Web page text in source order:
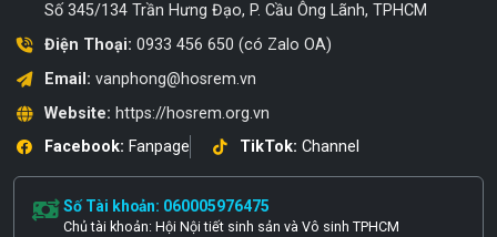
Số 345/134 Trần Hưng Đạo, P. Cầu Ông Lãnh, TPHCM
Điện Thoại: 0933 456 650 (có Zalo OA)
Email: vanphong@hosrem.vn
Website: https://hosrem.org.vn
Facebook: Fanpage TikTok: Channel
Số Tài khoản: 060005976475
Chủ tài khoản: Hội Nội tiết sinh sản và Vô sinh TPHCM